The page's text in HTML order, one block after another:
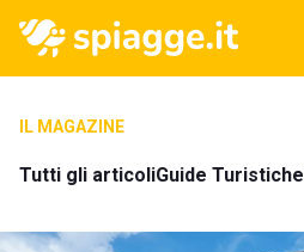
IL MAGAZINE
Tutti gli articoliGuide Turistiche